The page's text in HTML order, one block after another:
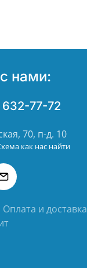
нами:
77-72
70, п-д. 10
как нас найти
Оплата и доставка